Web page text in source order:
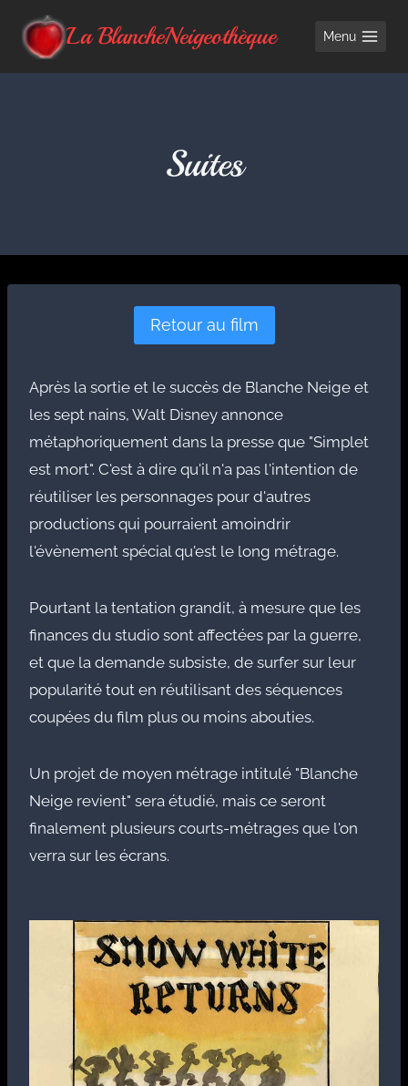
La BlancheNeigeothèque Menu
Suites
Retour au film
Après la sortie et le succès de Blanche Neige et
les sept nains, Walt Disney annonce
métaphoriquement dans la presse que "Simplet
est mort". C'est à dire qu'il n'a pas l'intention de
réutiliser les personnages pour d'autres
productions qui pourraient amoindrir
l'évènement spécial qu'est le long métrage.
Pourtant la tentation grandit, à mesure que les
finances du studio sont affectées par la guerre,
et que la demande subsiste, de surfer sur leur
popularité tout en réutilisant des séquences
coupées du film plus ou moins abouties.
Un projet de moyen métrage intitulé "Blanche
Neige revient" sera étudié, mais ce seront
finalement plusieurs courts-métrages que l'on
verra sur les écrans.